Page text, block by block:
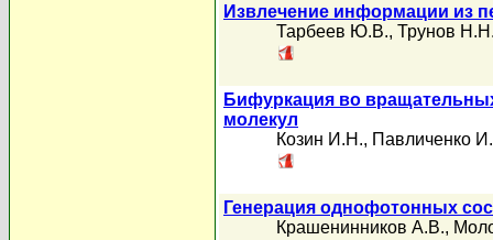
Извлечение информации из
Тарбеев Ю.В., Трунов
Бифуркация во
молекул
Козин И.Н., Павличенко
Генерация однофотонных
Крашенинников А.В.,